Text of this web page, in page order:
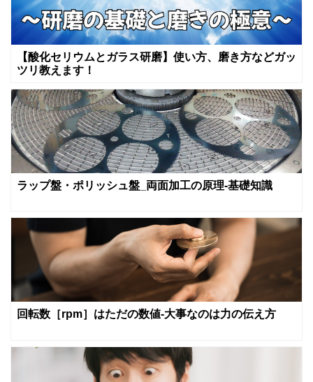
【酸化セリウムとガラス研磨】使い方、磨き方などガッ
ツリ教えます！
ラップ盤・ポリッシュ盤_両面加工の原理-基礎知識
回転数［rpm］はただの数値‐大事なのは力の伝え方